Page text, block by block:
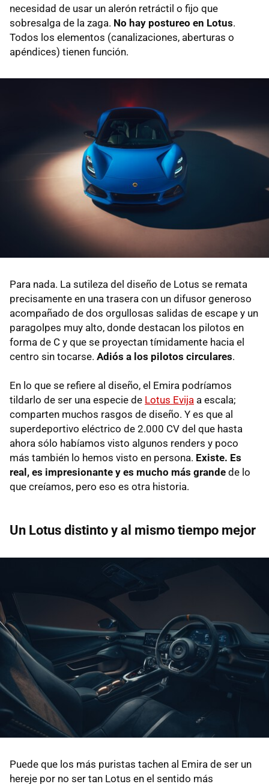
necesidad de usar un alerón retráctil o fijo que
sobresalga de la zaga. No hay postureo en Lotus.
Todos los elementos (canalizaciones, aberturas o
apéndices) tienen función.
Para nada. La sutileza del diseño de Lotus se remata
precisamente en una trasera con un difusor generoso
acompañado de dos orgullosas salidas de escape y un
paragolpes muy alto, donde destacan los pilotos en
forma de C y que se proyectan tímidamente hacia el
centro sin tocarse. Adiós a los pilotos circulares.
En lo que se refiere al diseño, el Emira podríamos
tildarlo de ser una especie de Lotus Evija a escala;
comparten muchos rasgos de diseño. Y es que al
superdeportivo eléctrico de 2.000 CV del que hasta
ahora sólo habíamos visto algunos renders y poco
más también lo hemos visto en persona. Existe. Es
real, es impresionante y es mucho más grande de lo
que creíamos, pero eso es otra historia.
Un Lotus distinto y al mismo tiempo mejor
Puede que los más puristas tachen al Emira de ser un
hereje por no ser tan Lotus en el sentido más